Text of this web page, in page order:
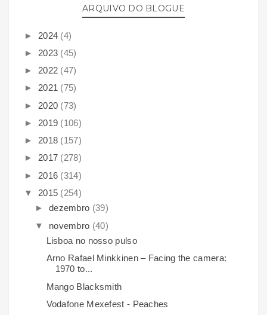
ARQUIVO DO BLOGUE
► 2024 (4)
► 2023 (45)
► 2022 (47)
► 2021 (75)
► 2020 (73)
► 2019 (106)
► 2018 (157)
► 2017 (278)
► 2016 (314)
▼ 2015 (254)
► dezembro (39)
▼ novembro (40)
Lisboa no nosso pulso
Arno Rafael Minkkinen – Facing the camera:
1970 to...
Mango Blacksmith
Vodafone Mexefest - Peaches